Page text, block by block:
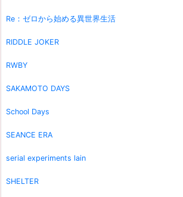
Re：ゼロから始める異世界生活
RIDDLE JOKER
RWBY
SAKAMOTO DAYS
School Days
SEANCE ERA
serial experiments lain
SHELTER